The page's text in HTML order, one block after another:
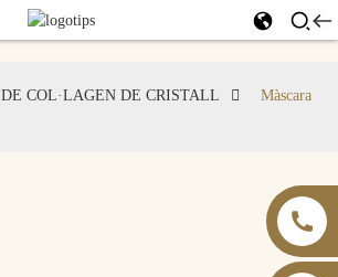
COL·LAGEN DE CRISTALL
Màscara